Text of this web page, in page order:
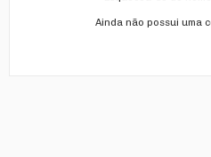
Ainda não possui uma